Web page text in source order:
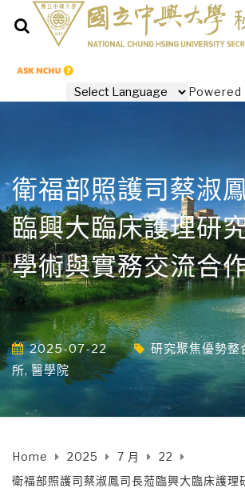
Powered
衛福部照護司蔡淑
臨興大臨床護理研
學術與實務交流合
2025-07-22 研究聚焦優勢整
所,醫學院
Home 2025 7 月
22
衛福部照護司蔡淑鳳司長蒞臨興大臨床護理